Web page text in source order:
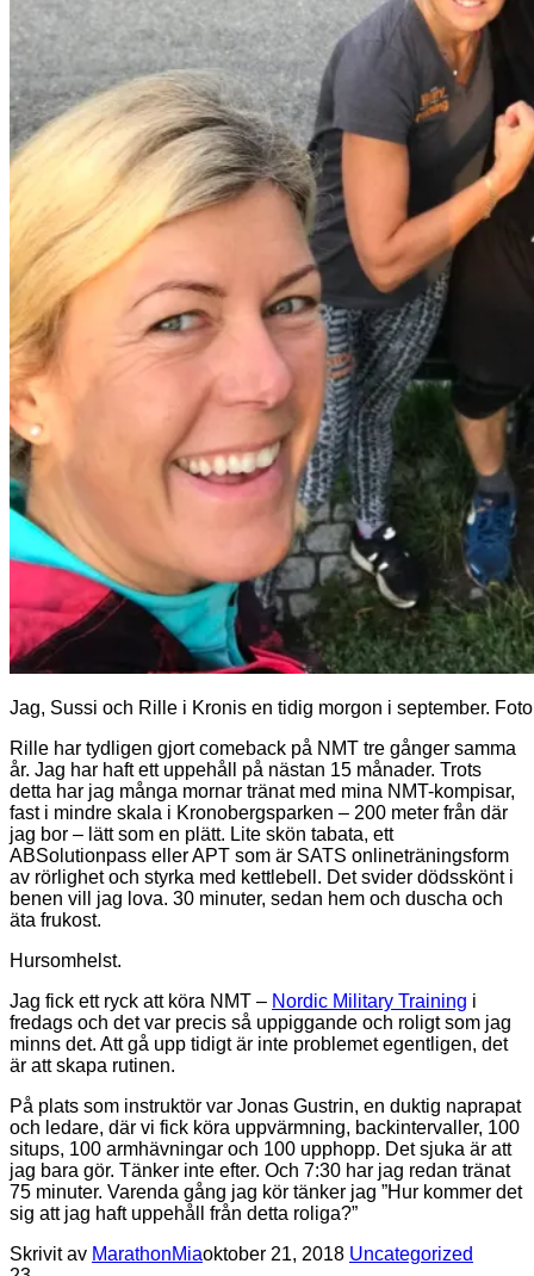
Jag, Sussi och Rille i Kronis en tidig morgon i september.
Rille har tydligen gjort comeback på NMT tre gånger samma
år. Jag har haft ett uppehåll på nästan 15 månader. Trots
detta har jag många mornar tränat med mina NMT-kompisar,
fast i mindre skala i Kronobergsparken – 200 meter från där
jag bor – lätt som en plätt. Lite skön tabata, ett
ABSolutionpass eller APT som är SATS onlineträningsform
av rörlighet och styrka med kettlebell. Det svider dödsskönt i
benen vill jag lova. 30 minuter, sedan hem och duscha och
äta frukost.
Hursomhelst.
Jag fick ett ryck att köra NMT – Nordic Military Training i
fredags och det var precis så uppiggande och roligt som jag
minns det. Att gå upp tidigt är inte problemet egentligen, det
är att skapa rutinen.
På plats som instruktör var Jonas Gustrin, en duktig naprapat
och ledare, där vi fick köra uppvärmning, backintervaller, 100
situps, 100 armhävningar och 100 upphopp. Det sjuka är att
jag bara gör. Tänker inte efter. Och 7:30 har jag redan tränat
75 minuter. Varenda gång jag kör tänker jag ”Hur kommer det
sig att jag haft uppehåll från detta roliga?”
Skrivit av MarathonMiaoktober 21, 2018 Uncategorized